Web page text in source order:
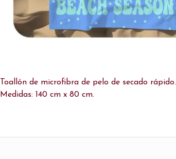
Toallón de microfibra de pelo de secado rápido.
Medidas: 140 cm x 80 cm.